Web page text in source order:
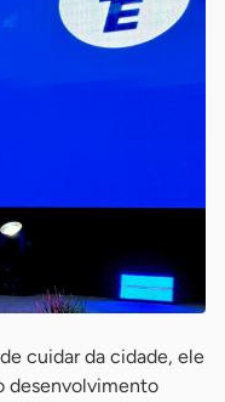
cuidar da cidade, ele
desenvolvimento